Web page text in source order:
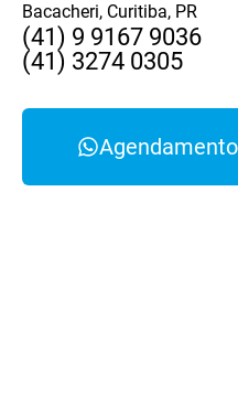
Bacacheri, Curitiba, PR
(41) 9 9167 9036
(41) 3274 0305